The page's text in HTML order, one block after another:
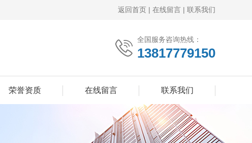
返回首页 | 在线留言 | 联系我们
全国服务咨询热线：
13817779150
荣誉资质 在线留言 联系我们